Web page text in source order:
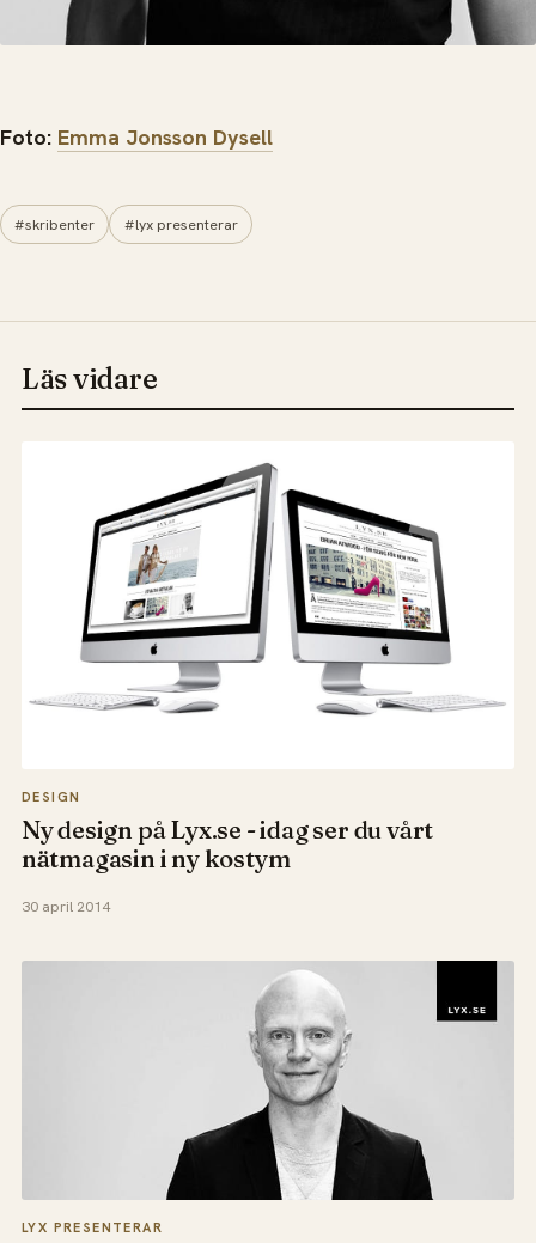
Foto: Emma Jonsson Dysell
#skribenter #lyx presenterar
Läs vidare
DESIGN
Ny design på Lyx.se - idag ser du vårt
nätmagasin i ny kostym
30 april 2014
LYX PRESENTERAR